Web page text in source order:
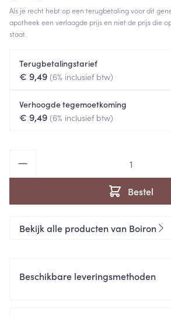
Als je recht hebt op een terugbetaling voor dit
apotheek een verlaagde prijs en niet de prijs die
staat.
Terugbetalingstarief
€ 9,49 (6% inclusief btw)
Verhoogde tegemoetkoming
€ 9,49 (6% inclusief btw)
Bestel
Bekijk alle producten van Boiron
Beschikbare leveringsmethoden